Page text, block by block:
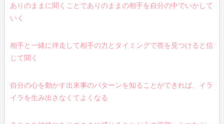
ありのままに聞くことでありのままの相手を自分の中でいかして
いく
相手と一緒に伴走して相手の力とタイミングで答を見つけると信
じて聞く
自分の心を動かす出来事のパターンを知ることができれば、イラ
イラを生み出さなくてよくなる